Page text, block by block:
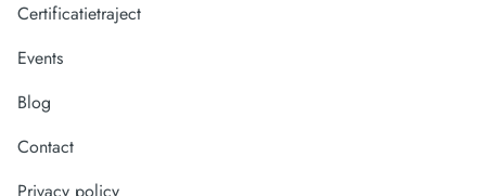
Certificatietraject
Events
Blog
Contact